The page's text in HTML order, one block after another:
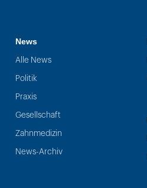
News
Alle News
Politik
Praxis
Gesellschaft
Zahnmedizin
News-Archiv